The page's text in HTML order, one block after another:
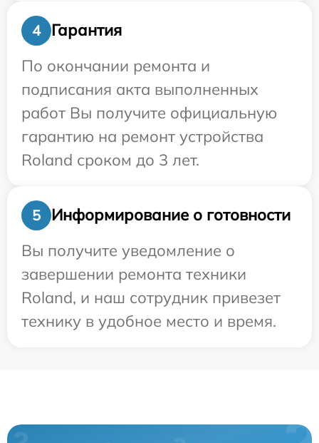
4
Гарантия
По окончании ремонта и
подписания акта выполненных
работ Вы получите официальную
гарантию на ремонт устройства
Roland сроком до 3 лет.
5
Информирование о готовности
Вы получите уведомление о
завершении ремонта техники
Roland, и наш сотрудник привезет
технику в удобное место и время.